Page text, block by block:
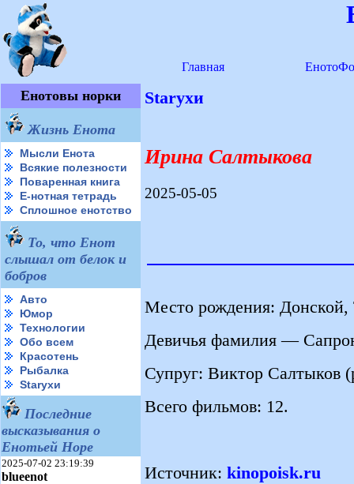
Главная
Енотовы норки
Жизнь Енота
Мысли Енота
Всякие полезности
Поваренная книга
Е-нотная тетрадь
Сплошное енотство
То, что Енот
слышал от белок и
бобров
Авто
Юмор
Технологии
Обо всем
Красотень
Рыбалка
Starухи
Последние
высказывания о
Енотьей Норе
2025-07-02 23:19:39
blueenot
Starухи
Ирина Салтыкова
2025-05-05
Место рождения: Донской,
Девичья фамилия —
Супруг: Виктор Салтыков
Всего фильмов: 12.
Источник: kinopoisk.ru